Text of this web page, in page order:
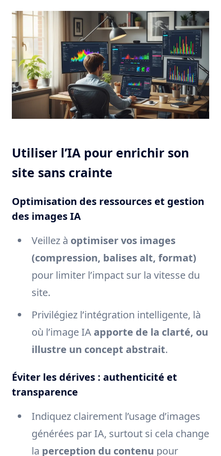
Utiliser l’IA pour enrichir son
site sans crainte
Optimisation des ressources et gestion
des images IA
Veillez à optimiser vos images
(compression, balises alt, format)
pour limiter l’impact sur la vitesse du
site.
Privilégiez l’intégration intelligente, là
où l’image IA apporte de la clarté, ou
illustre un concept abstrait.
Éviter les dérives : authenticité et
transparence
Indiquez clairement l’usage d’images
générées par IA, surtout si cela change
la perception du contenu pour